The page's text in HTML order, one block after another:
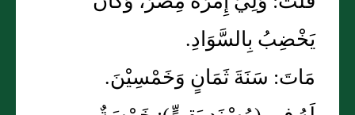
يَخْضِبُ بِالسَّوَادِ.
مَاتَ: سَنَةَ ثَمَانٍ وَخَمْسِيْنَ.